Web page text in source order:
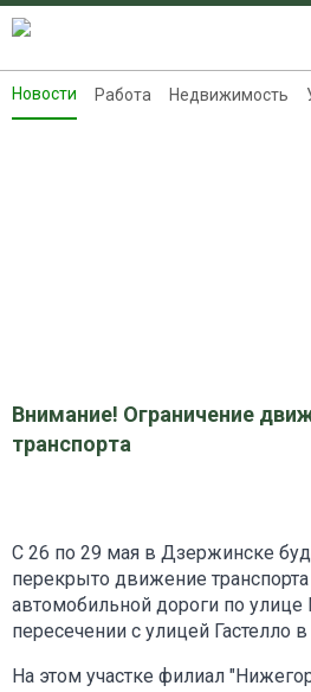
Новости
Новости Работа Недвижимость
Внимание! Ограничение
транспорта
С 26 по 29 мая в Дзержинске
перекрыто движение транспорта
автомобильной дороги по улице
пересечении с улицей Гастелло
На этом участке филиал